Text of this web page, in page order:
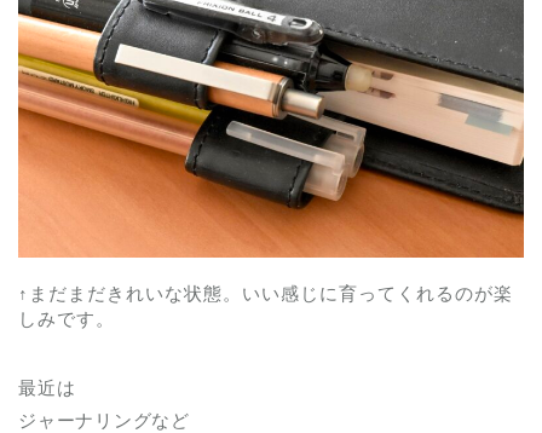
↑まだまだきれいな状態。いい感じに育ってくれるのが楽
しみです。
最近は
ジャーナリングなど